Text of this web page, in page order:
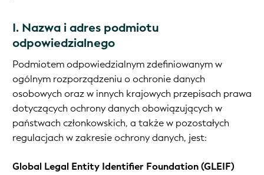
I. Nazwa i adres podmiotu
odpowiedzialnego
Podmiotem odpowiedzialnym zdefiniowanym w
ogólnym rozporządzeniu o ochronie danych
osobowych oraz w innych krajowych przepisach prawa
dotyczących ochrony danych obowiązujących w
państwach członkowskich, a także w pozostałych
regulacjach w zakresie ochrony danych, jest:
Global Legal Entity Identifier Foundation (GLEIF)